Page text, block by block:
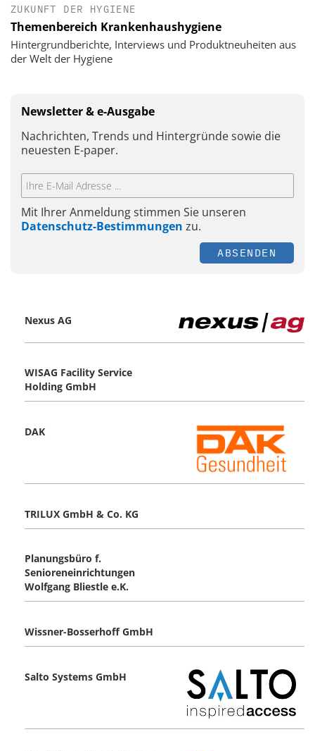
ZUKUNFT DER HYGIENE
Themenbereich Krankenhaushygiene
Hintergrundberichte, Interviews und Produktneuheiten aus
der Welt der Hygiene
Newsletter & e-Ausgabe
Nachrichten, Trends und Hintergründe sowie die
neuesten E-paper.
Mit Ihrer Anmeldung stimmen Sie unseren
Datenschutz-Bestimmungen zu.
ABSENDEN
Nexus AG
WISAG Facility Service
Holding GmbH
DAK
TRILUX GmbH & Co. KG
Planungsbüro f.
Senioreneinrichtungen
Wolfgang Bliestle e.K.
Wissner-Bosserhoff GmbH
Salto Systems GmbH